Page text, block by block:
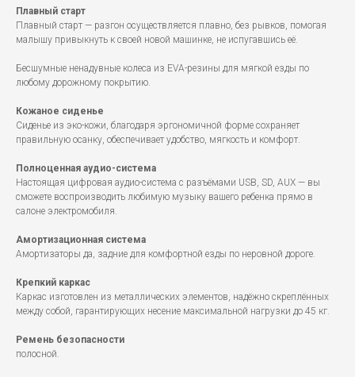
Плавный старт
Плавный старт — разгон осуществляется плавно, без рывков, помогая
малышу привыкнуть к своей новой машинке, не испугавшись её.
Бесшумные ненадувные колеса из EVA-резины для мягкой езды по
любому дорожному покрытию.
Кожаное сиденье
Сиденье из эко-кожи, благодаря эргономичной форме сохраняет
правильную осанку, обеспечивает удобство, мягкость и комфорт.
Полноценная аудио-система
Настоящая цифровая аудио-система с разъёмами USB, SD, AUX — вы
сможете воспроизводить любимую музыку вашего ребенка прямо в
салоне электромобиля.
Амортизационная система
Амортизаторы да, задние для комфортной езды по неровной дороге.
Крепкий каркас
Каркас изготовлен из металлических элементов, надёжно скреплённых
между собой, гарантирующих несение максимальной нагрузки до 45 кг.
Ремень безопасности
полосной.